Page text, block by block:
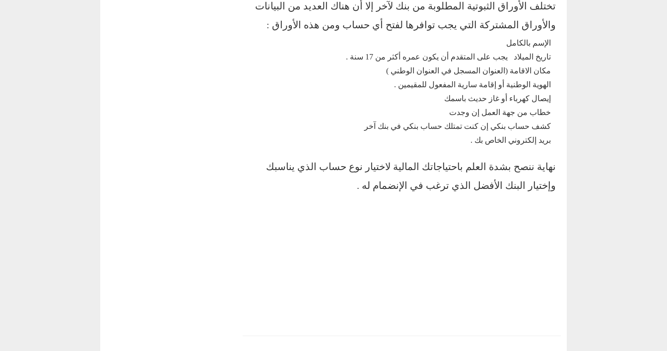
تختلف الأوراق الثبوتية المطلوبة من بنك لآخر إلا أن هناك العديد من البيانات
والأوراق المشتركة التي يجب توافرها لفتح أي حساب ومن هذه الأوراق :
الإسم بالكامل
تاريخ الميلاد يجب على المتقدم أن يكون عمره أكثر من 17 سنة .
مكان الاقامة (العنوان المسجل في العنوان الوطني )
الهوية الوطنية أو إقامة سارية المفعول للمقيمين .
إيصال كهرباء أو غاز حديث باسمك
خطاب من جهة العمل إن وجدت
كشف حساب بنكي إن كنت تمتلك حساب بنكي في بنك آخر
بريد إلكتروني الخاص بك .
نهاية ننصح بشدة العلم باحتياجاتك المالية لاختيار نوع حساب الذي يناسبك
وإختيار البنك الأفضل الذي ترغب في الإنضمام له .